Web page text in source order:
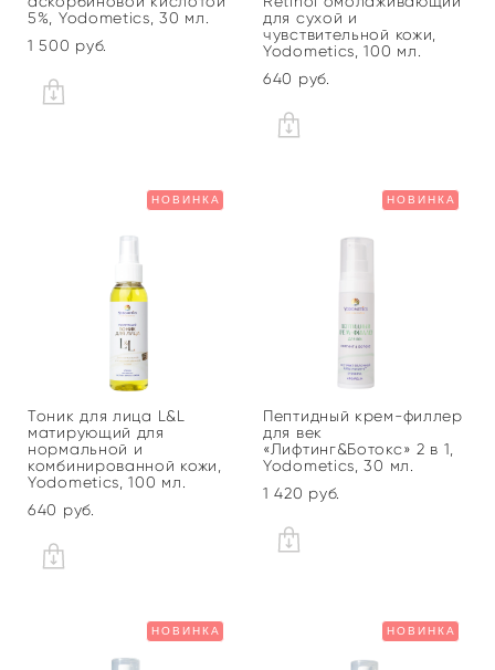
5%, Yodometics, 30 мл.
1 500 pуб.
для сухой и
чувствительной кожи,
Yodometics, 100 мл.
640 pуб.
НОВИНКА
Тоник для лица L&L
матирующий для
нормальной и
комбинированной кожи,
Yodometics, 100 мл.
640 pуб.
НОВИНКА
Пептидный крем-филлер
для век
«Лифтинг&Ботокс» 2 в 1,
Yodometics, 30 мл.
1 420 pуб.
НОВИНКА НОВИНКА